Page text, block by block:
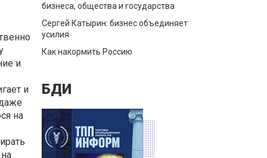
и
и
на
бизнеса, общества и государства
Сергей Катырин: бизнес объединяет
усилия
Как накормить Россию
БДИ